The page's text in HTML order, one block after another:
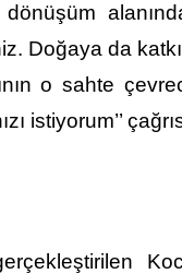
Doğaya da
o sahte